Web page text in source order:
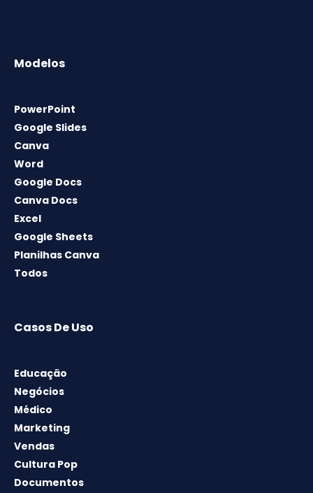
Modelos
PowerPoint
Google Slides
Canva
Word
Google Docs
Canva Docs
Excel
Google Sheets
Planilhas Canva
Todos
Casos De Uso
Educação
Negócios
Médico
Marketing
Vendas
Cultura Pop
Documentos